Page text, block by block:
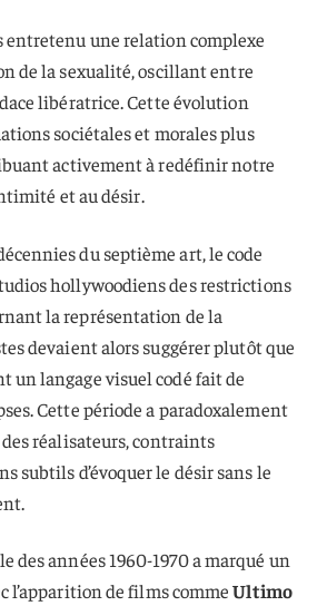
entretenu une relation complexe
de la sexualité, oscillant entre
libératrice. Cette évolution
sociétales et morales plus
activement à redéfinir notre
et au désir.
du septième art, le code
hollywoodiens des restrictions
la représentation de la
devaient alors suggérer plutôt que
un langage visuel codé fait de
Cette période a paradoxalement
réalisateurs, contraints
subtils d’évoquer le désir sans le
des années 1960-1970 a marqué un
l’apparition de films commeUltimo